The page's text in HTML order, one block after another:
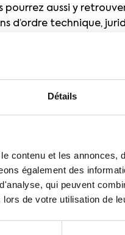
Détails
contenu et les
également des
qui peuvent
de votre utilisation de
pourrez aussi y
d’ordre technique,
collective, partagée
près du terrain.
rendez-vous en
divers
sociale, nous
année : la
numérique et
bout du monde et